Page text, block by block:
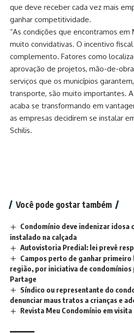
que deve receber cada vez mais
ganhar competitividade.
“As condições que encontramos em
muito convidativas. O incentivo
complemento. Fatores como
aprovação de projetos, mão-de-
serviços que os municípios
transporte, são muito importantes.
acaba se transformando em
as empresas decidirem se instalar
Schilis.
Você pode gostar também
Condomínio deve indenizar idosa
instalado na calçada
Autovistoria Predial: lei prevê
Campos perto de ganhar
região, por iniciativa de condomínios
Partage
Síndico ou representante do
denunciar maus tratos a crianças e
Revista Meu Condomínio em